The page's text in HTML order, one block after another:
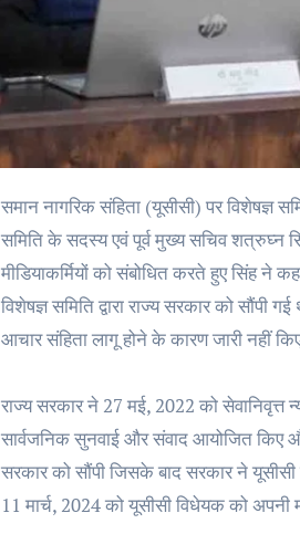
समान नागरिक संहिता (यूसीसी) पर विशेषज्ञ समिति की पूरी रिपोर्ट अब सार्वजनिक डोमेन में है। चार भागों में विभाजित विस्तृत रिपोर्ट शुक्रवार को
समिति के सदस्य एवं पूर्व मुख्य सचिव शत्रुघ्न
मीडियाकर्मियों को संबोधित करते हुए सिंह ने
विशेषज्ञ समिति द्वारा राज्य सरकार को
आचार संहिता लागू होने के कारण जारी नहीं
राज्य सरकार ने 27 मई, 2022 को सेवानिवृत्त
सार्वजनिक सुनवाई और संवाद आयोजित किए
सरकार को सौंपी जिसके बाद सरकार ने यूसीसी
11 मार्च, 2024 को यूसीसी विधेयक को अपनी